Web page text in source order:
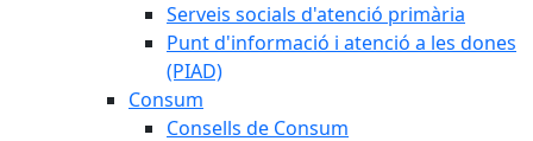
Serveis socials d'atenció primària
Punt d'informació i atenció a les dones
(PIAD)
Consum
Consells de Consum